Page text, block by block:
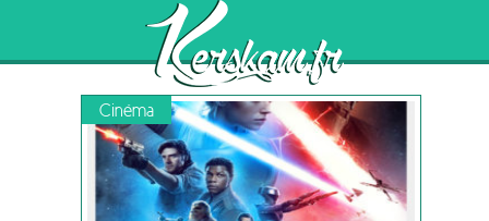
Browsing the"WB150F"
Cinéma